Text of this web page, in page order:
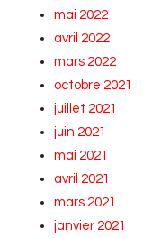
mai 2022
avril 2022
mars 2022
octobre 2021
juillet 2021
juin 2021
mai 2021
avril 2021
mars 2021
janvier 2021